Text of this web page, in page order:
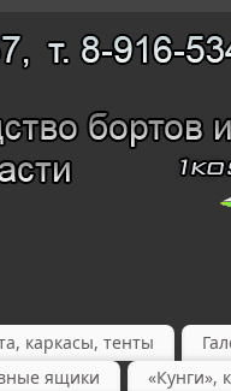
каркасы, тенты
ящики
«Кунги»,